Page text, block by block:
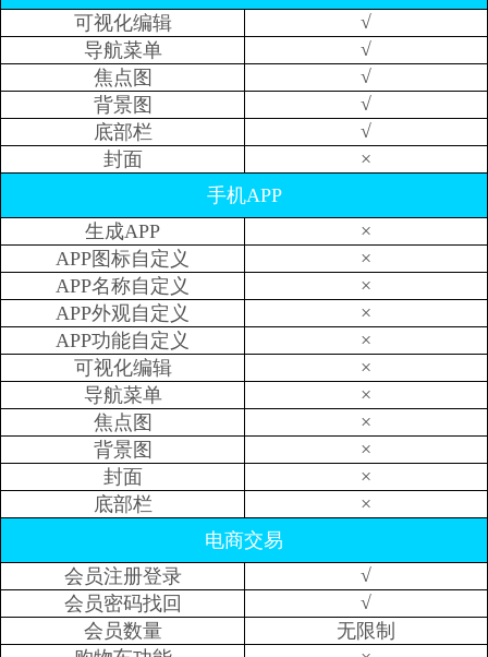
可视化编辑
√
导航菜单
√
焦点图
√
背景图
√
底部栏
√
封面
×
手机APP
生成APP
×
APP图标自定义
×
APP名称自定义
×
APP外观自定义
×
APP功能自定义
×
可视化编辑
×
导航菜单
×
焦点图
×
背景图
×
封面
×
底部栏
×
电商交易
会员注册登录
√
会员密码找回
√
会员数量
无限制